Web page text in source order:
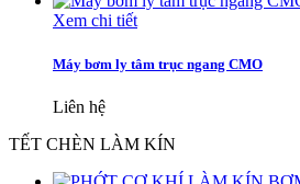
Xem chi tiết
Máy bơm ly tâm trục ngang CMO
Liên hệ
TẾT CHÈN LÀM KÍN